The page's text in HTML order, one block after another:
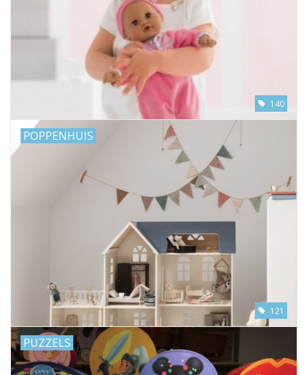
140
POPPENHUIS
121
PUZZELS